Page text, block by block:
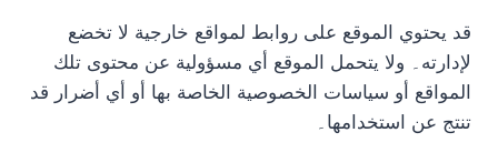
قد يحتوي الموقع على روابط لمواقع خارجية لا تخضع
لإدارته۔ ولا يتحمل الموقع أي مسؤولية عن محتوى تلك
المواقع أو سياسات الخصوصية الخاصة بها أو أي أضرار قد
تنتج عن استخدامها۔